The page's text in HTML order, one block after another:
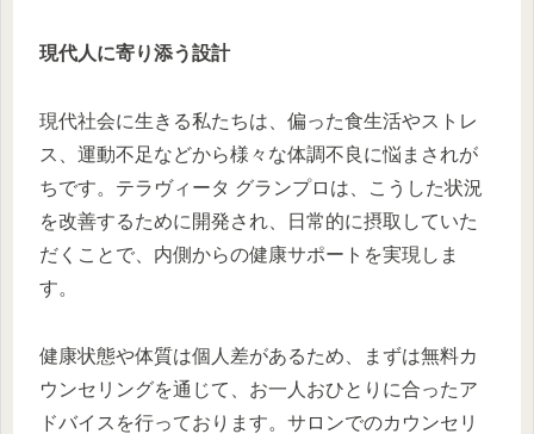
現代人に寄り添う設計
現代社会に生きる私たちは、偏った食生活やストレ
ス、運動不足などから様々な体調不良に悩まされが
ちです。テラヴィータ グランプロは、こうした状況
を改善するために開発され、日常的に摂取していた
だくことで、内側からの健康サポートを実現しま
す。
健康状態や体質は個人差があるため、まずは無料カ
ウンセリングを通じて、お一人おひとりに合ったア
ドバイスを行っております。サロンでのカウンセリ